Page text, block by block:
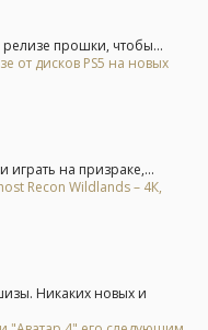
прошки, чтобы...
от дисков PS5 на новых
играть на призраке,...
Recon Wildlands – 4К,
Никаких новых и